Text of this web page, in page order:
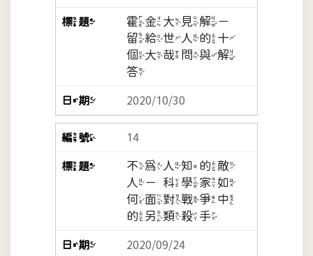
霍金大見解－
留給世人的十
個大哉問與解
答
2020/10/30
14
不為人知的敵
人－科學家如
何面對戰爭中
的另類殺手
2020/09/24